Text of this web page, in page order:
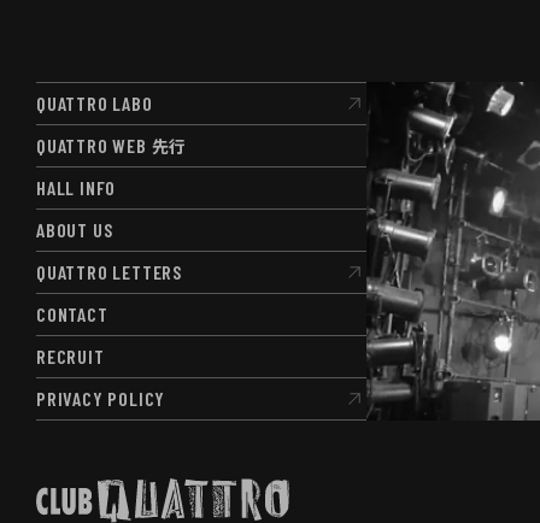
QUATTRO LABO
QUATTRO LABO
QUATTRO WEB 先行
QUATTRO WEB先行
HALL INFO
HALL INFO
ABOUT US
ABOUT US
QUATTRO LETTERS
QUATTRO LETTERS
CONTACT
CONTACT
RECRUIT
RECRUIT
PRIVACY POLICY
PRIVACY POLICY